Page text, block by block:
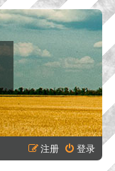
登录
注册